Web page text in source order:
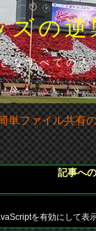
ズの
なすべての
単ファイル共有
）、86分･山
記事へ
を有効にして表